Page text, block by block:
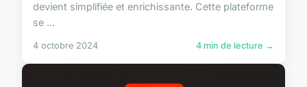
devient simplifiée et enrichissante. Cette plateforme
se ...
4 octobre 2024 4 min de lecture →